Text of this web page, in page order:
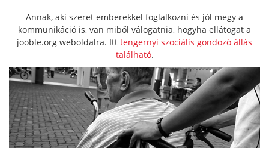
Annak, aki szeret emberekkel foglalkozni és jól megy a
kommunikáció is, van miből válogatnia, hogyha ellátogat a
jooble.org weboldalra. Itt tengernyi szociális gondozó állás
található.